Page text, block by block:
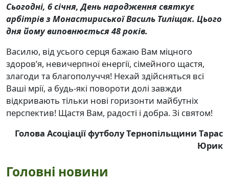
Сьогодні, 6 січня, День народження святкує
арбітрів з Монастириської Василь Тиліщак. Цього
дня йому виповнюється 48 років.
Василю, від усього серця бажаю Вам міцного
здоров’я, невичерпної енергії, сімейного щастя,
злагоди та благополуччя! Нехай здійсняться всі
Ваші мрії, а будь-які повороти долі завжди
відкривають тільки нові горизонти майбутніх
перспектив! Щастя Вам, радості і добра. Зі святом!
Голова Асоціації футболу Тернопільщини Тарас
Юрик
Головні новини